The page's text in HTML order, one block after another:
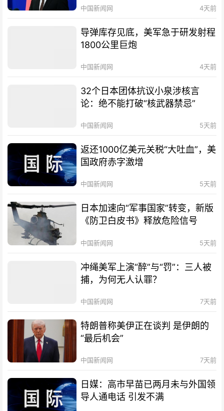
中国新闻网 4天前
导弹库存见底，美军急于研发射程
1800公里巨炮
中国新闻网 4天前
32个日本团体抗议小泉涉核言
论：绝不能打破“核武器禁忌”
中国新闻网 5天前
返还1000亿美元关税“大吐血”，美
国政府赤字激增
中国新闻网 5天前
日本加速向“军事国家”转变，新版
《防卫白皮书》释放危险信号
中国新闻网 5天前
冲绳美军上演“醉”与“罚”：三人被
捕，为何无人认罪？
中国新闻网 7天前
特朗普称美伊正在谈判 是伊朗的
“最后机会”
中国新闻网 7天前
日媒：高市早苗已两月未与外国领
导人通电话 引发不满